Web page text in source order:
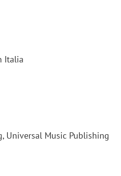
Italia
Universal Music Publishing